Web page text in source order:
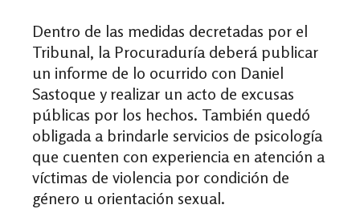
Dentro de las medidas decretadas por el
Tribunal, la Procuraduría deberá publicar
un informe de lo ocurrido con Daniel
Sastoque y realizar un acto de excusas
públicas por los hechos. También quedó
obligada a brindarle servicios de psicología
que cuenten con experiencia en atención a
víctimas de violencia por condición de
género u orientación sexual.